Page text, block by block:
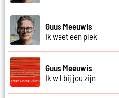
Guus Meeuwis
Ik weet een plek
Guus Meeuwis
Ik wil bij jou zijn